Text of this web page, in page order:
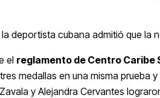
deportista cubana admitió que la
el reglamento de Centro Caribe
medallas en una misma prueba
y Alejandra Cervantes